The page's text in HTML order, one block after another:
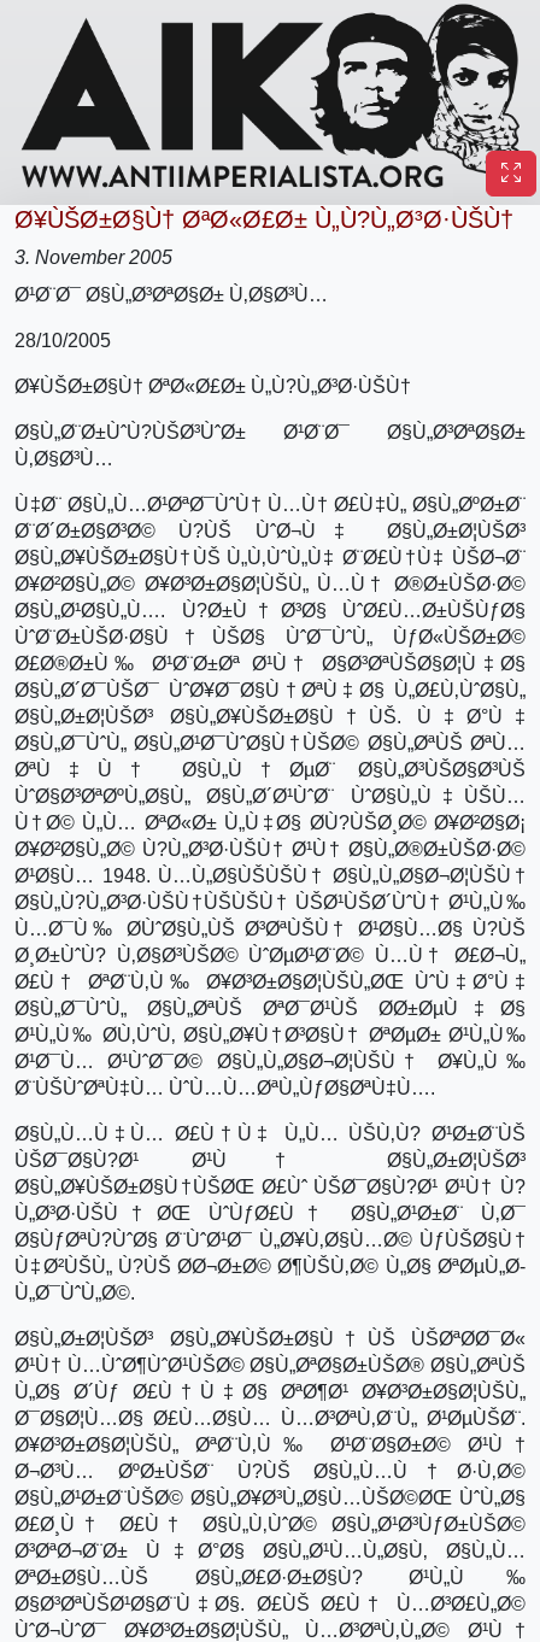
Ø¥ÙŠØ±Ø§Ù† ØªØ«Ø£Ø± Ù„Ù?Ù„Ø³Ø·ÙŠÙ†
3. November 2005
Ø¹Ø¨Ø¯ Ø§Ù„Ø³ØªØ§Ø± Ù‚Ø§Ø³Ù…
28/10/2005
Ø¥ÙŠØ±Ø§Ù† ØªØ«Ø£Ø± Ù„Ù?Ù„Ø³Ø·ÙŠÙ†
Ø§Ù„Ø¨Ø±ÙˆÙ?ÙŠØ³ÙˆØ± Ø¹Ø¨Ø¯ Ø§Ù„Ø³ØªØ§Ø±
Ù‚Ø§Ø³Ù…
Ù‡Ø¨ Ø§Ù„Ù…Ø¹ØªØ¯ÙˆÙ† Ù…Ù† Ø£Ù‡Ù„ Ø§Ù„ØºØ±Ø¨
Ø¨Ø´Ø±Ø§Ø³Ø© Ù?ÙŠ ÙˆØ¬Ù‡ Ø§Ù„Ø±Ø¦ÙŠØ³
Ø§Ù„Ø¥ÙŠØ±Ø§Ù†ÙŠ Ù„Ù‚ÙˆÙ„Ù‡ Ø¨Ø£Ù†Ù‡ ÙŠØ¬Ø¨
Ø¥Ø²Ø§Ù„Ø© Ø¥Ø³Ø±Ø§Ø¦ÙŠÙ„ Ù…Ù† Ø®Ø±ÙŠØ·Ø©
Ø§Ù„Ø¹Ø§Ù„Ù…. Ù?Ø±Ù†Ø³Ø§ ÙˆØ£Ù…Ø±ÙŠÙƒØ§
ÙˆØ¨Ø±ÙŠØ·Ø§Ù†ÙŠØ§ ÙˆØ¯ÙˆÙ„ ÙƒØ«ÙŠØ±Ø©
Ø£Ø®Ø±Ù‰ Ø¹Ø¨Ø±Øª Ø¹Ù† Ø§Ø³ØªÙŠØ§Ø¦Ù‡Ø§
Ø§Ù„Ø´Ø¯ÙŠØ¯ ÙˆØ¥Ø¯Ø§Ù†ØªÙ‡Ø§ Ù„Ø£Ù‚ÙˆØ§Ù„
Ø§Ù„Ø±Ø¦ÙŠØ³ Ø§Ù„Ø¥ÙŠØ±Ø§Ù†ÙŠ. Ù‡Ø°Ù‡
Ø§Ù„Ø¯ÙˆÙ„ Ø§Ù„Ø¹Ø¯ÙˆØ§Ù†ÙŠØ© Ø§Ù„ØªÙŠ ØªÙ…
ØªÙ‡Ù† Ø§Ù„Ù†ØµØ¨ Ø§Ù„Ø³ÙŠØ§Ø³ÙŠ
ÙˆØ§Ø³ØªØºÙ„Ø§Ù„ Ø§Ù„Ø´Ø¹ÙˆØ¨ ÙˆØ§Ù„Ù‡ÙŠÙ…
Ù†Ø© Ù„Ù… ØªØ«Ø± Ù„Ù‡Ø§ Ø­Ù?ÙŠØ¸Ø© Ø¥Ø²Ø§Ø¡
Ø¥Ø²Ø§Ù„Ø© Ù?Ù„Ø³Ø·ÙŠÙ† Ø¹Ù† Ø§Ù„Ø®Ø±ÙŠØ·Ø©
Ø¹Ø§Ù… 1948. Ù…Ù„Ø§ÙŠÙŠÙ† Ø§Ù„Ù„Ø§Ø¬Ø¦ÙŠÙ†
Ø§Ù„Ù?Ù„Ø³Ø·ÙŠÙ†ÙŠÙŠÙ† ÙŠØ¹ÙŠØ´ÙˆÙ† Ø¹Ù„Ù‰
Ù…Ø¯Ù‰ Ø­ÙˆØ§Ù„ÙŠ Ø³ØªÙŠÙ† Ø¹Ø§Ù…Ø§ Ù?ÙŠ
Ø¸Ø±ÙˆÙ? Ù‚Ø§Ø³ÙŠØ© ÙˆØµØ¹Ø¨Ø© Ù…Ù† Ø£Ø¬Ù„
Ø£Ù† ØªØ¨Ù‚Ù‰ Ø¥Ø³Ø±Ø§Ø¦ÙŠÙ„ØŒ ÙˆÙ‡Ø°Ù‡
Ø§Ù„Ø¯ÙˆÙ„ Ø§Ù„ØªÙŠ ØªØ¯Ø¹ÙŠ Ø­Ø±ØµÙ‡Ø§
Ø¹Ù„Ù‰ Ø­Ù‚ÙˆÙ‚ Ø§Ù„Ø¥Ù†Ø³Ø§Ù† ØªØµØ± Ø¹Ù„Ù‰
Ø¹Ø¯Ù… Ø¹ÙˆØ¯Ø© Ø§Ù„Ù„Ø§Ø¬Ø¦ÙŠÙ† Ø¥Ù„Ù‰
Ø¨ÙŠÙˆØªÙ‡Ù… ÙˆÙ…Ù…ØªÙ„ÙƒØ§ØªÙ‡Ù….
Ø§Ù„Ù…Ù‡Ù… Ø£Ù†Ù‡ Ù„Ù… ÙŠÙ‚Ù? Ø¹Ø±Ø¨ÙŠ
ÙŠØ¯Ø§Ù?Ø¹ Ø¹Ù† Ø§Ù„Ø±Ø¦ÙŠØ³
Ø§Ù„Ø¥ÙŠØ±Ø§Ù†ÙŠØŒ Ø£Ùˆ ÙŠØ¯Ø§Ù?Ø¹ Ø¹Ù† Ù?
Ù„Ø³Ø·ÙŠÙ†ØŒ ÙˆÙƒØ£Ù† Ø§Ù„Ø¹Ø±Ø¨ Ù‚Ø¯
Ø§ÙƒØªÙ?ÙˆØ§ Ø¨ÙˆØ¹Ø¯ Ù„Ø¥Ù‚Ø§Ù…Ø© ÙƒÙŠØ§Ù†
Ù‡Ø²ÙŠÙ„ Ù?ÙŠ Ø­Ø¬Ø±Ø© Ø¶ÙŠÙ‚Ø© Ù„Ø§ ØªØµÙ„Ø­
Ù„Ø¯ÙˆÙ„Ø©.
Ø§Ù„Ø±Ø¦ÙŠØ³ Ø§Ù„Ø¥ÙŠØ±Ø§Ù†ÙŠ ÙŠØªØ­Ø¯Ø«
Ø¹Ù† Ù…ÙˆØ¶ÙˆØ¹ÙŠØ© Ø§Ù„ØªØ§Ø±ÙŠØ® Ø§Ù„ØªÙŠ
Ù„Ø§ Ø´Ùƒ Ø£Ù†Ù‡Ø§ ØªØ¶Ø¹ Ø¥Ø³Ø±Ø§Ø¦ÙŠÙ„
Ø¯Ø§Ø¦Ù…Ø§ Ø£Ù…Ø§Ù… Ù…Ø³ØªÙ‚Ø¨Ù„ Ø¹ØµÙŠØ¨.
Ø¥Ø³Ø±Ø§Ø¦ÙŠÙ„ ØªØ¨Ù‚Ù‰ Ø¹Ø¨Ø§Ø±Ø© Ø¹Ù†
Ø¬Ø³Ù… ØºØ±ÙŠØ¨ Ù?ÙŠ Ø§Ù„Ù…Ù†Ø·Ù‚Ø©
Ø§Ù„Ø¹Ø±Ø¨ÙŠØ© Ø§Ù„Ø¥Ø³Ù„Ø§Ù…ÙŠØ©ØŒ ÙˆÙ„Ø§
Ø£Ø¸Ù† Ø£Ù† Ø§Ù„Ù‚ÙˆØ© Ø§Ù„Ø¹Ø³ÙƒØ±ÙŠØ©
Ø³ØªØ¬Ø¨Ø± Ù‡Ø°Ø§ Ø§Ù„Ø¹Ù…Ù„Ø§Ù‚ Ø§Ù„Ù…
ØªØ±Ø§Ù…ÙŠ Ø§Ù„Ø£Ø·Ø±Ø§Ù? Ø¹Ù„Ù‰
Ø§Ø³ØªÙŠØ¹Ø§Ø¨Ù‡Ø§. Ø£ÙŠ Ø£Ù† Ù…Ø³Ø£Ù„Ø©
ÙˆØ¬ÙˆØ¯ Ø¥Ø³Ø±Ø§Ø¦ÙŠÙ„ Ù…Ø³ØªÙ‚Ù„Ø© Ø¹Ù†